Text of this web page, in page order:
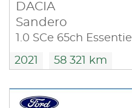
DACIA
Sandero
1.0 SCe 65ch Essentiel
2021 58 321 km